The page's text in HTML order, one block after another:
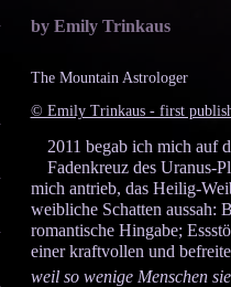
by Emily Trinkaus
The Mountain Astrologer
© Emily Trinkaus - first
2011 begab ich mich auf
Fadenkreuz des Uranus-
mich antrieb, das Heilig-
weibliche Schatten aussah:
romantische Hingabe;
einer kraftvollen und
weil so wenige Menschen